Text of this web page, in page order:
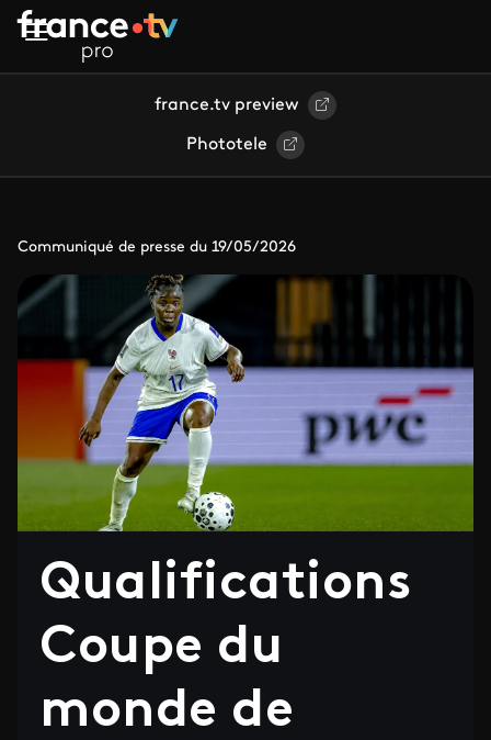
Aller au contenu principal
france.tv preview
Phototele
Communiqué de presse du 19/05/2026
Qualifications
Coupe du
monde de